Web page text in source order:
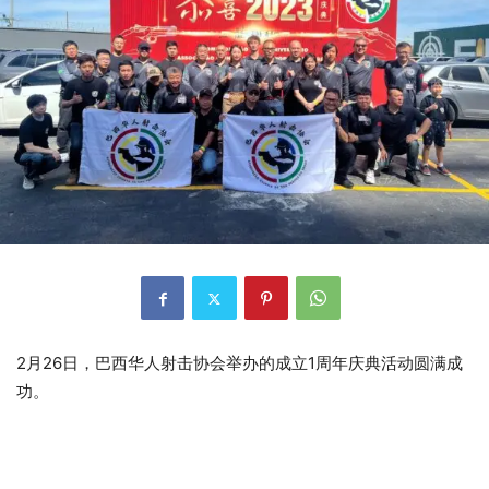
2月26日，巴西华人射击协会举办的成立1周年庆典活动圆满成
功。